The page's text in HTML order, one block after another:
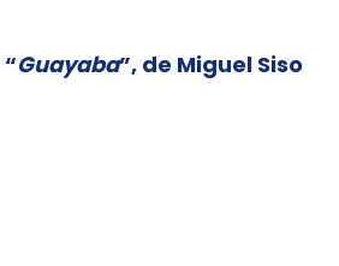
“Guayaba”, de Miguel Siso